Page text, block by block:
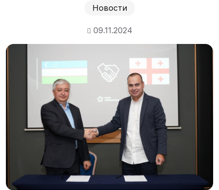
Новости
09.11.2024